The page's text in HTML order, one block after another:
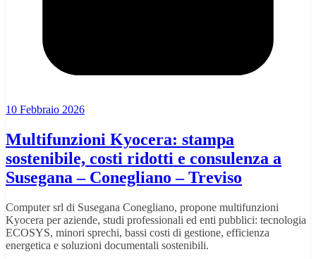
10 Febbraio 2026
Multifunzioni Kyocera: stampa
sostenibile, costi ridotti e consulenza a
Susegana – Conegliano – Treviso
Computer srl di Susegana Conegliano, propone multifunzioni
Kyocera per aziende, studi professionali ed enti pubblici: tecnologia
ECOSYS, minori sprechi, bassi costi di gestione, efficienza
energetica e soluzioni documentali sostenibili.